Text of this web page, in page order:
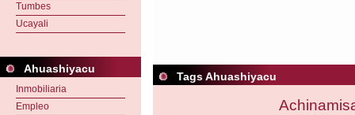
Tumbes
Ucayali
Ahuashiyacu
Inmobiliaria
Empleo
Tags Ahuashiyacu